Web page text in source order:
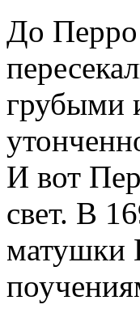
До Перро
грубыми
И вот
свет. В
матушки